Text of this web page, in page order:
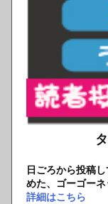
日ごろから投稿
めた、ゴーゴーネ
詳細はこちら